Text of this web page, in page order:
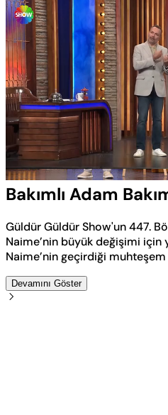
Sesi
Aç
Yüklendi:
4.54%
Bakımlı Adam
Güldür Güldür Show'un 447.
Naime’nin büyük değişimi için
Naime’nin geçirdiği
Devamını Göster